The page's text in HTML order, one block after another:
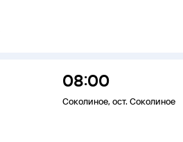
08:00
Соколиное, ост. Соколиное